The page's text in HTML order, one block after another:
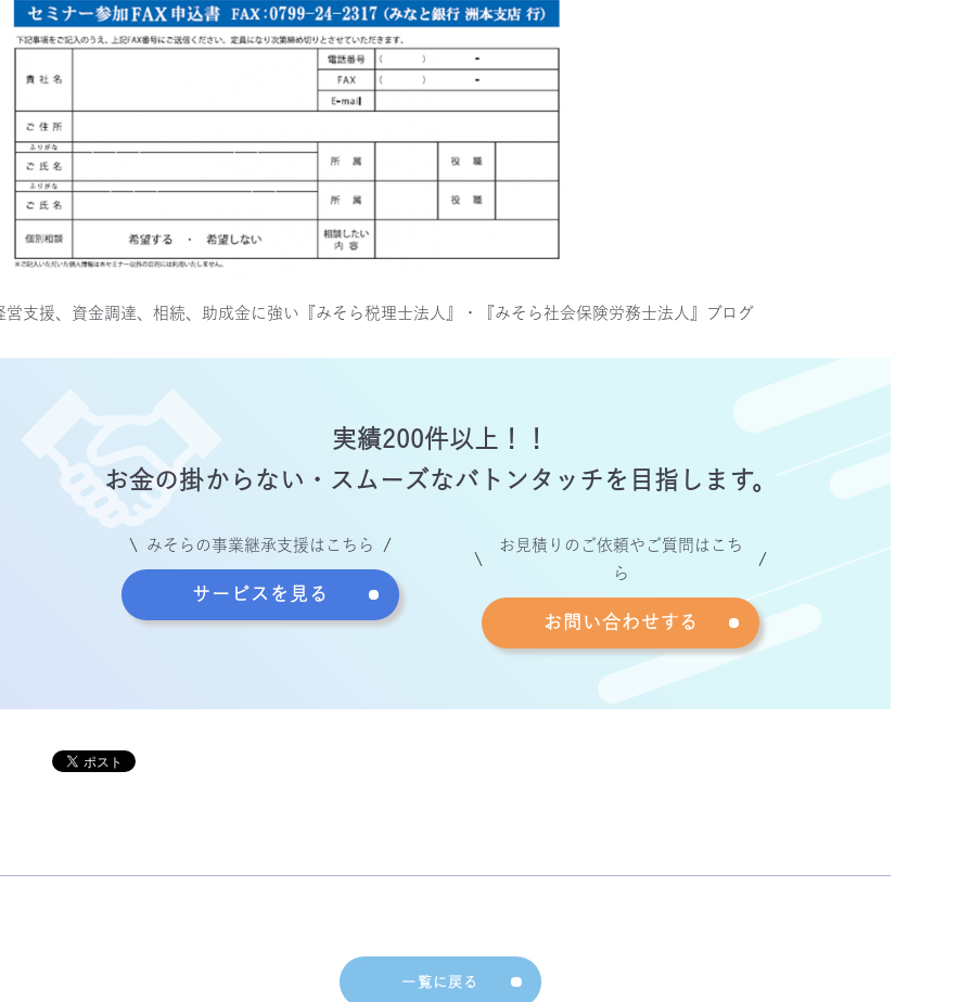
営支援、資金調達、相続、助成金に強い『みそら税理士法人』・『みそら社会保険労務士法人』ブログ
実績200件以上！！
お金の掛からない・ スムーズなバトンタッチを目指します。
みそらの事業継承支援はこちら
サービスを見る
お見積りのご依頼やご質問はこち
ら
お問い合わせする
一覧に戻る